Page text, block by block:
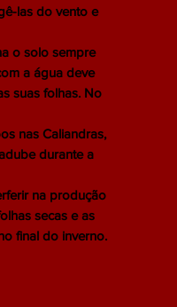
las do vento e
o solo sempre
a água deve
suas folhas. No
nas Caliandras,
durante a
na produção
secas e as
final do inverno.